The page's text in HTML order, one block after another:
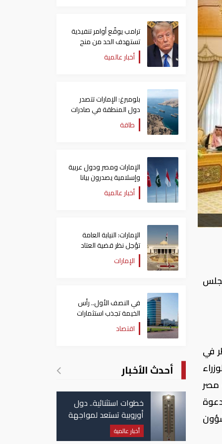
في
قرر مجلس الوزراء
مصر
ترامب يوقّع أوامر تنفيذية
تستهدف الحد من منح
الجنسية الأمريكية بالولادة
أخبار عالمية
بلومبرغ: الإمارات تتصدر
دول المنطقة في صادرات
النفط عبر مضيق هرمز
طاقة
الإمارات ومصر ودول عربية
وإسلامية يصدرون بيانا
مشتركا بشأن الانتهاكات
الإسرائيلية في غزة
أخبار عالمية
الإمارات: النيابة العامة
تؤجل نظر قضية العتاد
العسكري للسودان
الإمارات
في النصف الأول.. رأس
الخيمة تجذب استثمارات
تتجاوز 771 مليون درهماقتصاد
أحدث الأخبار
خطوات استثنائية.. دول
أوروبية تستعد لمواجهة
موجة حر غير مسبوقة
أخبار عالمية